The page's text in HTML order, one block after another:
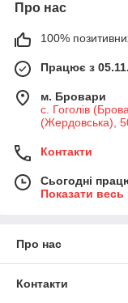
Про нас
100%
Працює з
м. Бровари
с. Гоголів
(Жердовська),
Контакти
Сьогодні
Показати весь
Про нас
Контакти